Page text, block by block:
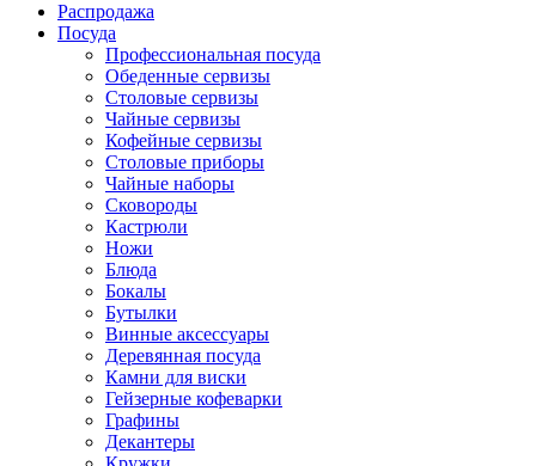
Распродажа
Посуда
Профессиональная посуда
Обеденные сервизы
Столовые сервизы
Чайные сервизы
Кофейные сервизы
Столовые приборы
Чайные наборы
Сковороды
Кастрюли
Ножи
Блюда
Бокалы
Бутылки
Винные аксессуары
Деревянная посуда
Камни для виски
Гейзерные кофеварки
Графины
Декантеры